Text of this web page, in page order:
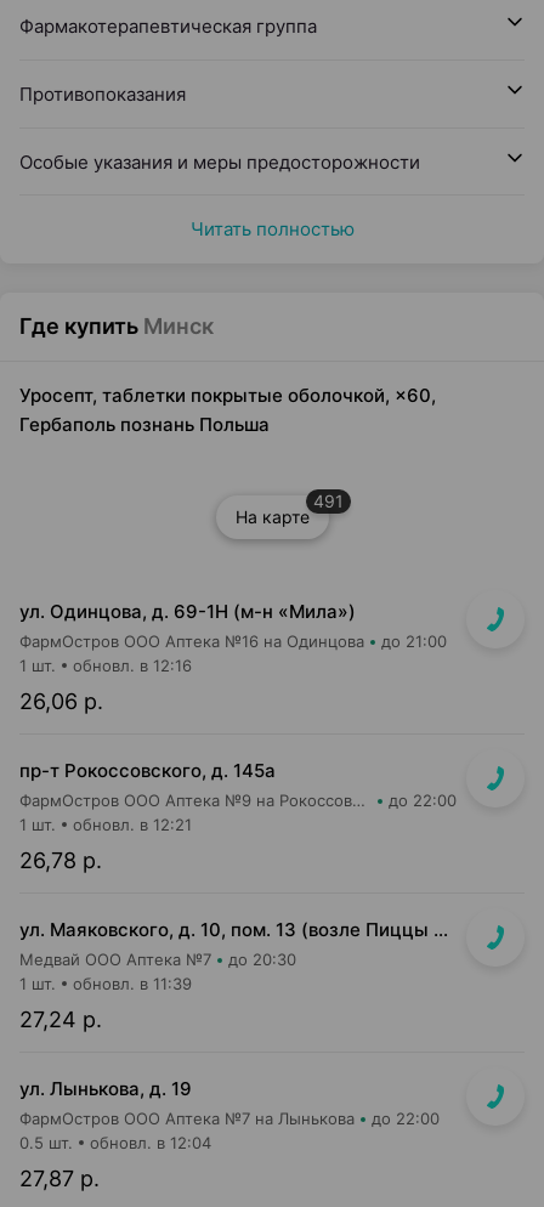
Фармакотерапевтическая группа
Противопоказания
Особые указания и меры предосторожности
Читать полностью
Где купить Минск
Уросепт, таблетки покрытые оболочкой, ×60,
Гербаполь познань Польша
На карте
491
ул. Одинцова, д. 69-1Н (м-н «Мила»)
ФармОстров ООО Аптека №16 на Одинцова до 21:00
26,06 р.
1 шт. обновл. в 12:16
пр-т Рокоссовского, д. 145а
ФармОстров ООО Аптека №9 на Рокоссовского до 22:00
26,78 р.
1 шт. обновл. в 12:21
ул. Маяковского, д. 10, пом. 13 (возле Пиццы Мании)
Медвай ООО Аптека №7 до 20:30
27,24 р.
1 шт. обновл. в 11:39
ул. Лынькова, д. 19
ФармОстров ООО Аптека №7 на Лынькова до 22:00
27,87 р.
0.5 шт. обновл. в 12:04